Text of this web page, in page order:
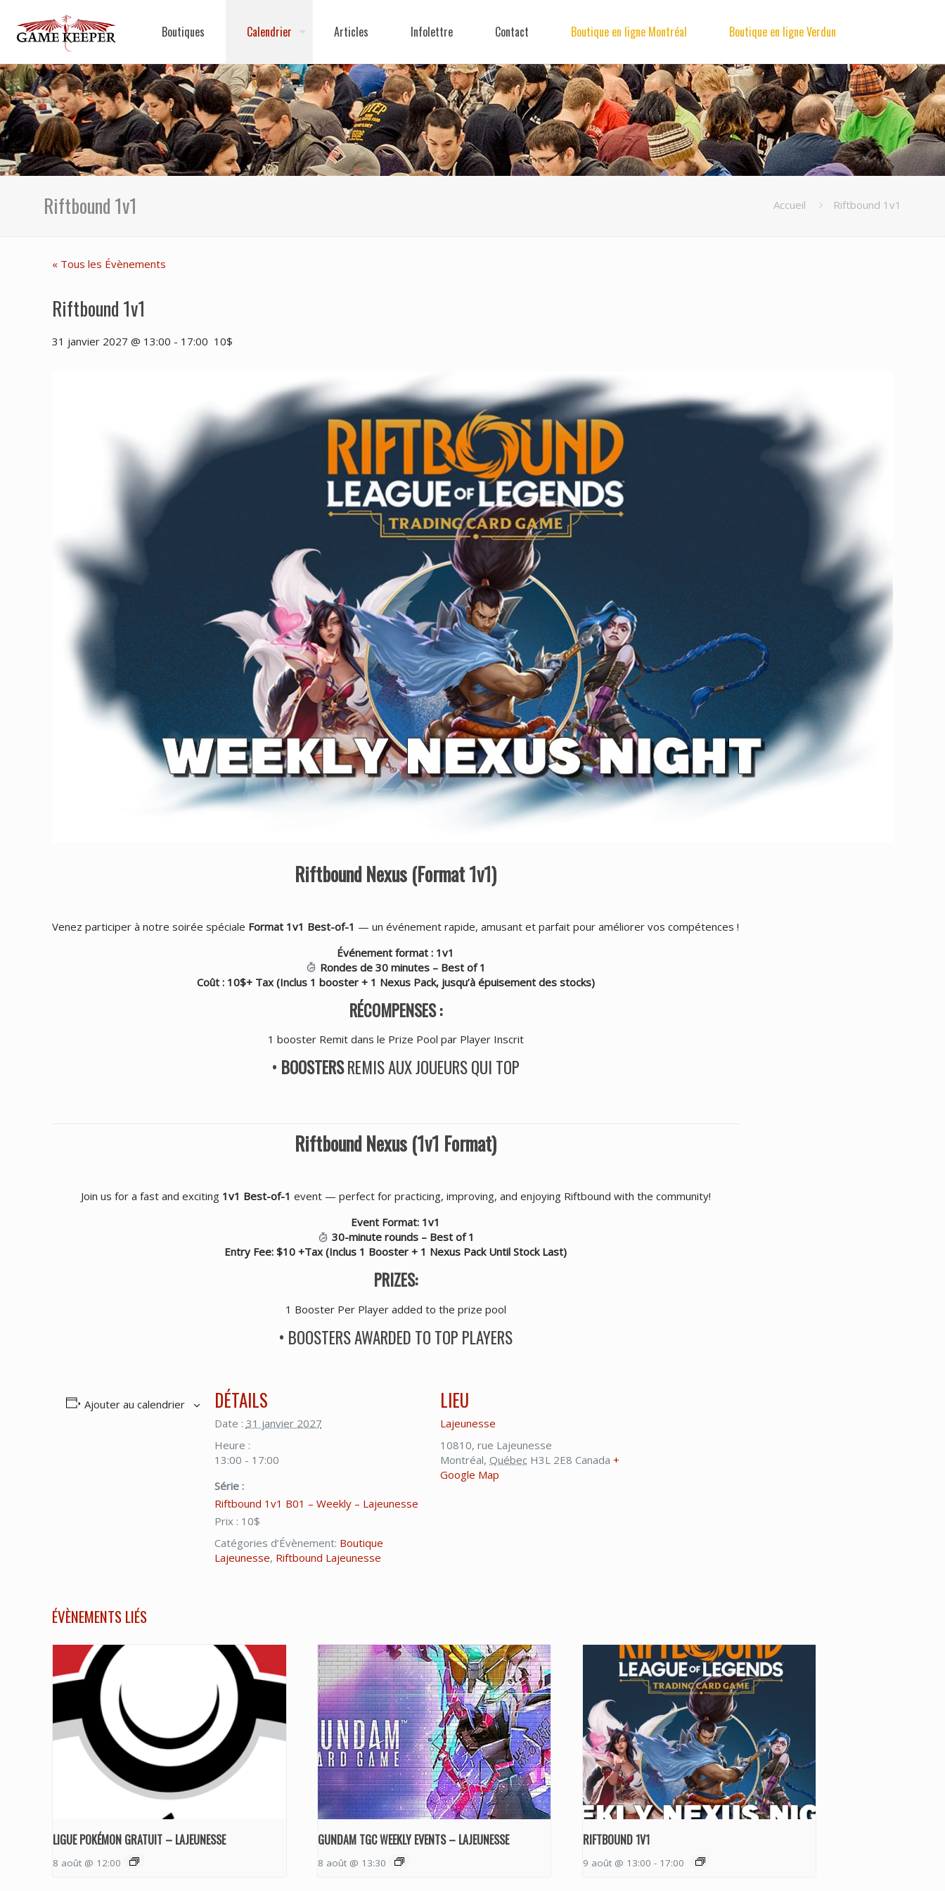
Boutiques Calendrier Articles Infolettre Contact Boutique en ligne Montréal Boutique en ligne Verdun
Riftbound 1v1 Accueil Riftbound 1v1
« Tous les Évènements
Riftbound 1v1
31 janvier 2027 @ 13:00 - 17:00 10$
Riftbound Nexus (Format 1v1)
Venez participer à notre soirée spéciale Format 1v1 Best-of-1 — un événement rapide, amusant et parfait pour améliorer vos compétences !
Événement format : 1v1
Rondes de 30 minutes – Best of 1
Coût : 10$+ Tax (Inclus 1 booster + 1 Nexus Pack, jusqu’à épuisement des stocks)
RÉCOMPENSES :
1 booster Remit dans le Prize Pool par Player Inscrit
• BOOSTERSREMIS AUX JOUEURS QUI TOP
Riftbound Nexus (1v1 Format)
Join us for a fast and exciting 1v1 Best-of-1 event — perfect for practicing, improving, and enjoying Riftbound with the community!
Event Format: 1v1
30-minute rounds – Best of 1
Entry Fee: $10 +Tax (Inclus 1 Booster + 1 Nexus Pack Until Stock Last)
PRIZES:
1 Booster Per Player added to the prize pool
• BOOSTERS AWARDED TO TOP PLAYERS
Ajouter au calendrier DÉTAILS
Date : 31 janvier 2027
Heure :
13:00 - 17:00
Série :
Riftbound 1v1 B01 – Weekly – Lajeunesse
Prix : 10$
Catégories d’Évènement: Boutique
Lajeunesse, Riftbound Lajeunesse
LIEU
Lajeunesse
10810, rue Lajeunesse
Montréal, Québec H3L 2E8 Canada +
Google Map
ÉVÈNEMENTS LIÉS
LIGUE POKÉMON GRATUIT – LAJEUNESSE
8 août @ 12:00
GUNDAM TGC WEEKLY EVENTS – LAJEUNESSE
8 août @ 13:30
RIFTBOUND 1V1
9 août @ 13:00 - 17:00